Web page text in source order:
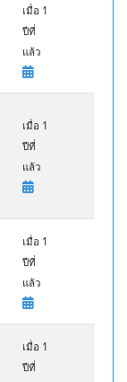
เมื่อ 1
ปีที่
แล้ว
เมื่อ 1
ปีที่
แล้ว
เมื่อ 1
ปีที่
แล้ว
เมื่อ 1
ปีที่